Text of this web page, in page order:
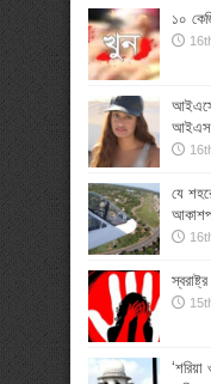
১০
আইএসে
যে